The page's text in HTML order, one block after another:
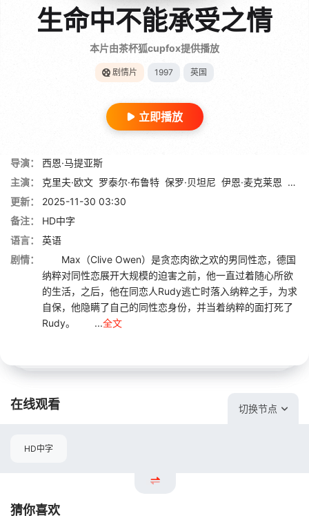
生命中不能承受之情
本片由茶杯狐cupfox提供播放
剧情片 1997 英国
立即播放
导演：
西恩·马提亚斯
主演：
克里夫·欧文 罗泰尔·布鲁特 保罗·贝坦尼 伊恩·麦克莱恩 米克
更新：
2025-11-30 03:30
备注：
HD中字
语言：
英语
剧情：
Max（Clive Owen）是贪恋肉欲之欢的男同性恋，德国
纳粹对同性恋展开大规模的迫害之前，他一直过着随心所欲
的生活，之后，他在同恋人Rudy逃亡时落入纳粹之手，为求
自保，他隐瞒了自己的同性恋身份，并当着纳粹的面打死了
Rudy。 ...全文
在线观看 切换节点
HD中字
猜你喜欢